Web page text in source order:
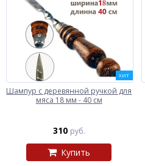
ХИТ
Шампур с деревянной ручкой для
мяса 18 мм - 40 см
310 руб.
Купить